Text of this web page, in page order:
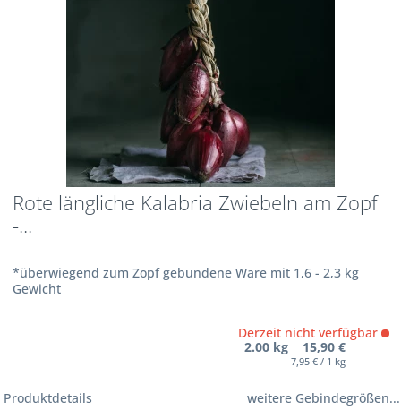
Rote längliche Kalabria Zwiebeln am Zopf
-...
*überwiegend zum Zopf gebundene Ware mit 1,6 - 2,3 kg
Gewicht
Derzeit nicht verfügbar
2.00 kg 15,90 €
7,95 € / 1 kg
Produktdetails weitere Gebindegrößen...